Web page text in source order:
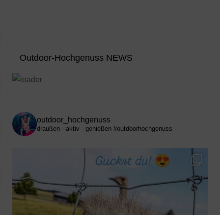
Outdoor-Hochgenuss NEWS
outdoor_hochgenuss
draußen - aktiv - genießen #outdoorhochgenuss